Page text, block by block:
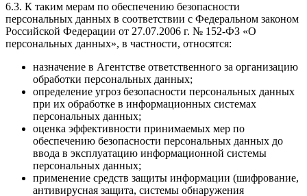
6.3. К таким мерам по обеспечению безопасности
персональных данных в соответствии с Федеральном законом
Российской Федерации от 27.07.2006 г. № 152-ФЗ «О
персональных данных», в частности, относятся:
назначение в Агентстве ответственного за организацию
обработки персональных данных;
определение угроз безопасности персональных данных
при их обработке в информационных системах
персональных данных;
оценка эффективности принимаемых мер по
обеспечению безопасности персональных данных до
ввода в эксплуатацию информационной системы
персональных данных;
применение средств защиты информации (шифрование,
антивирусная защита, системы обнаружения